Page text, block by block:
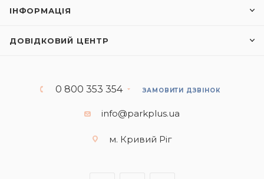
ІНФОРМАЦІЯ
ДОВІДКОВИЙ ЦЕНТР
0 800 353 354 ЗАМОВИТИ ДЗВІНОК
info@parkplus.ua
м. Кривий Ріг